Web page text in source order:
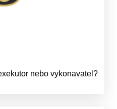
nebo vykonavatel?